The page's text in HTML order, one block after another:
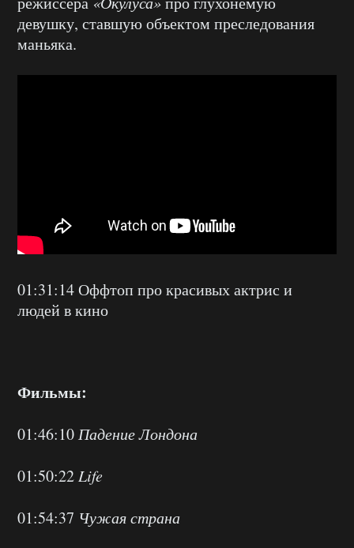
девушку, ставшую объектом преследования
маньяка.
01:31:14 Оффтоп про красивых актрис и
людей в кино
Фильмы:
01:46:10Падение Лондона
01:50:22Life
01:54:37 Чужая страна